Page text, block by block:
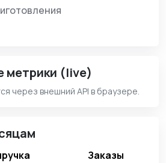
метрики (live)
через внешний API в браузере.
Заказы